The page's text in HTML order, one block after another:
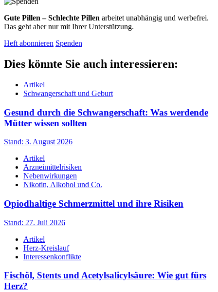
Gute Pillen – Schlechte Pillen arbeitet unabhängig und werbefrei.
Das geht aber nur mit Ihrer Unterstützung.
Heft abonnieren Spenden
Dies könnte Sie auch interessieren:
Artikel
Schwangerschaft und Geburt
Gesund durch die Schwangerschaft: Was werdende
Mütter wissen sollten
Stand: 3. August 2026
Artikel
Arzneimittelrisiken
Nebenwirkungen
Nikotin, Alkohol und Co.
Opiodhaltige Schmerzmittel und ihre Risiken
Stand: 27. Juli 2026
Artikel
Herz-Kreislauf
Interessenkonflikte
Fischöl, Stents und Acetylsalicylsäure: Wie gut fürs
Herz?